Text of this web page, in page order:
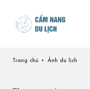
Skip
Trang chủ • Ảnh du lịch